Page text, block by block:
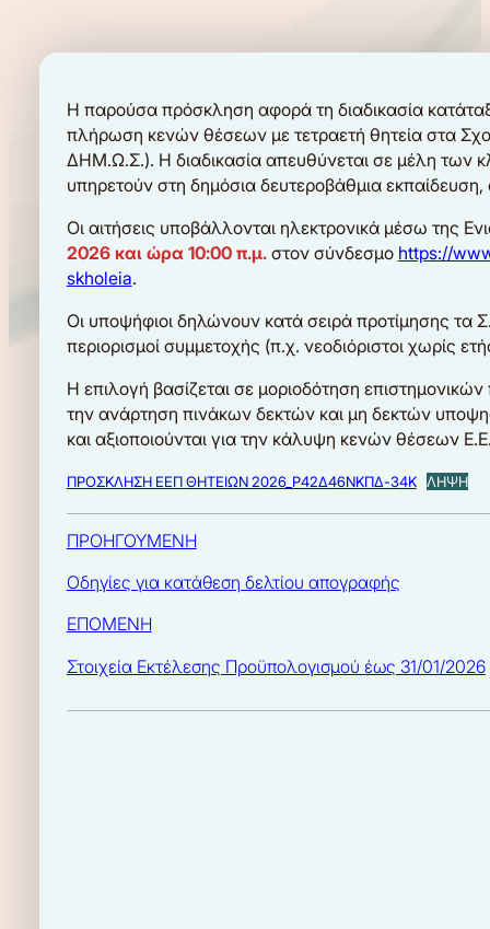
Η παρούσα πρόσκληση αφορά τη διαδικασία
πλήρωση κενών θέσεων με τετραετή θητεία στα
ΔΗΜ.Ω.Σ.). Η διαδικασία απευθύνεται σε μέλη των
υπηρετούν στη δημόσια δευτεροβάθμια
Οι αιτήσεις υποβάλλονται ηλεκτρονικά μέσω της
2026 και ώρα 10:00 π.μ.στον σύνδεσμο https://
skholeia.
Οι υποψήφιοι δηλώνουν κατά σειρά προτίμησης
περιορισμοί συμμετοχής (π.χ. νεοδιόριστοι χωρίς
Η επιλογή βασίζεται σε μοριοδότηση
την ανάρτηση πινάκων δεκτών και μη δεκτών
και αξιοποιούνται για την κάλυψη κενών θέσεων
ΠΡΟΣΚΛΗΣΗ ΕΕΠ ΘΗΤΕΙΩΝ 2026_Ρ42Δ46ΝΚΠΔ-34Κ ΛΗΨΗ
ΠΡΟΗΓΟΥΜΕΝΗ
Οδηγίες για κατάθεση δελτίου απογραφής
ΕΠΟΜΕΝΗ
Στοιχεία Εκτέλεσης Προϋπολογισμού έως 31/01/2026